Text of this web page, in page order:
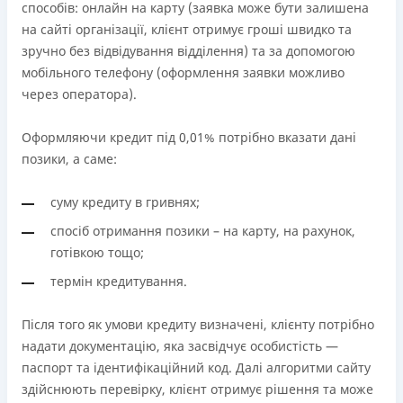
способів: онлайн на карту (заявка може бути залишена
на сайті організації, клієнт отримує гроші швидко та
зручно без відвідування відділення) та за допомогою
мобільного телефону (оформлення заявки можливо
через оператора).
Оформляючи кредит під 0,01% потрібно вказати дані
позики, а саме:
суму кредиту в гривнях;
спосіб отримання позики – на карту, на рахунок,
готівкою тощо;
термін кредитування.
Після того як умови кредиту визначені, клієнту потрібно
надати документацію, яка засвідчує особистість —
паспорт та ідентифікаційний код. Далі алгоритми сайту
здійснюють перевірку, клієнт отримує рішення та може